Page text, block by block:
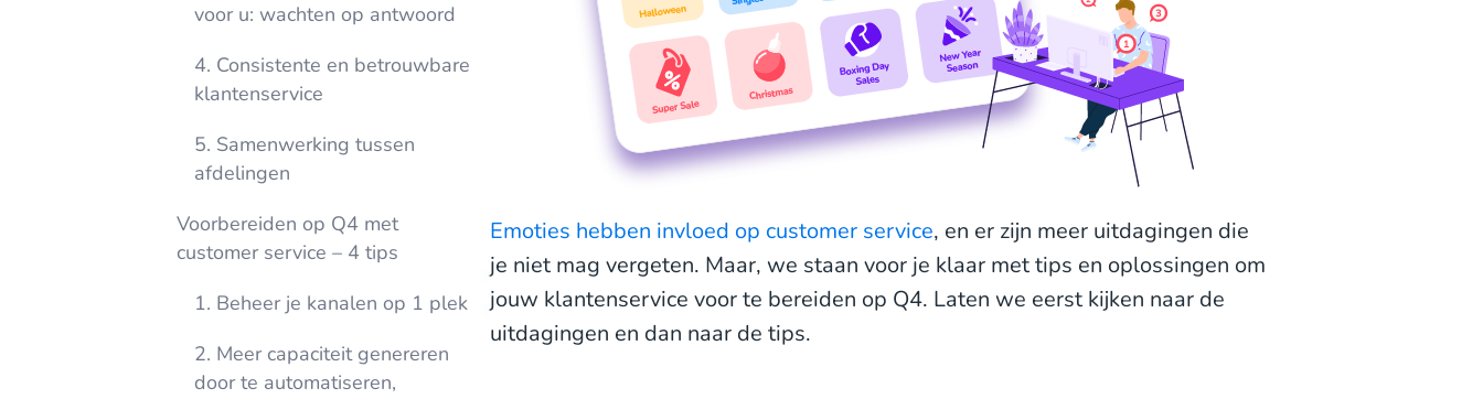
voor u: wachten op antwoord
4. Consistente en betrouwbare
klantenservice
5. Samenwerking tussen
afdelingen
Voorbereiden op Q4 met
customer service – 4 tips
1. Beheer je kanalen op 1 plek
2. Meer capaciteit genereren
door te automatiseren,
Emoties hebben invloed op customer service, en er zijn meer uitdagingen die
je niet mag vergeten. Maar, we staan voor je klaar met tips en oplossingen om
jouw klantenservice voor te bereiden op Q4. Laten we eerst kijken naar de
uitdagingen en dan naar de tips.